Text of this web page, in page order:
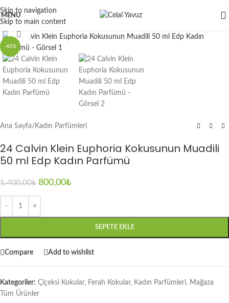
Skip to navigation
Skip to main content
MENU
-43%
Click to enlarge
Ana Sayfa/ Kadın Parfümleri
24 Calvin Klein Euphoria Kokusunun Muadili
50 ml Edp Kadın Parfümü
1.400,00₺ 800,00₺
SEPETE EKLE
Compare Add to wishlist
Kategoriler: Çiçeksi Kokular, Ferah Kokular, Kadın Parfümleri, Mağaza
Tüm Ürünler